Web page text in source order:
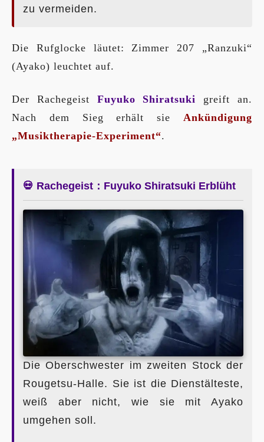
zu vermeiden.
Die Rufglocke läutet: Zimmer 207 „Ranzuki“
(Ayako) leuchtet auf.
Der Rachegeist Fuyuko Shiratsuki greift an.
Nach dem Sieg erhält sie Ankündigung
„Musiktherapie-Experiment“.
💀 Rachegeist：Fuyuko Shiratsuki Erblüht
Die Oberschwester im zweiten Stock der
Rougetsu-Halle. Sie ist die Dienstälteste,
weiß aber nicht, wie sie mit Ayako
umgehen soll.